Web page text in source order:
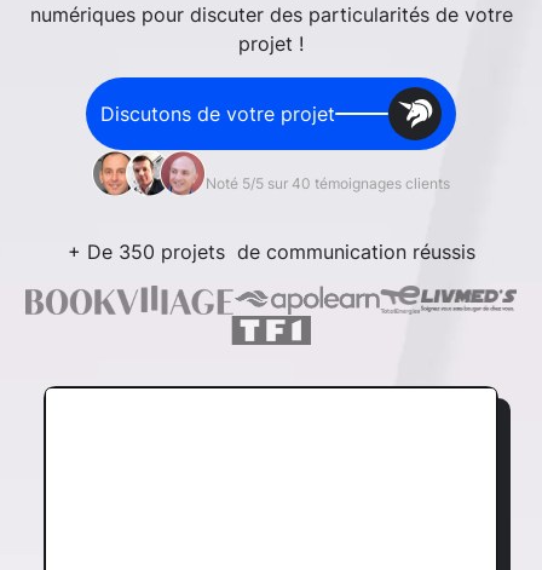
numériques pour discuter des particularités de votre
projet !
Discutons de votre projet
Noté 5/5 sur 40 témoignages clients
+ De 350 projets de communication réussis